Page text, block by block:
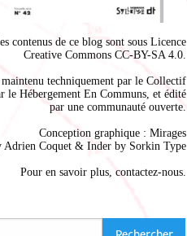
contenus de ce blog sont sous Licence
Creative Commons CC-BY-SA 4.0.
techniquement par le Collectif
le Hébergement En Communs, et édité
par une communauté ouverte.
Conception graphique : Mirages
Adrien Coquet & Inder by Sorkin Type
Pour en savoir plus, contactez-nous.